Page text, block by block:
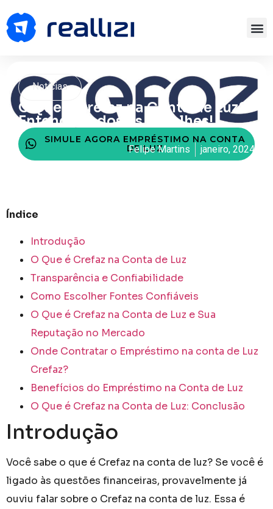
Notícias
O Que é Crefaz na Conta de Luz?
Entenda Todos os Detalhes!
SIMULE AGORA EMPRÉSTIMO NA CONTA
DE LUZ
Felipe Martins janeiro, 2024
Índice
Introdução
O Que é Crefaz na Conta de Luz
Transparência e Confiabilidade
Como Escolher Fontes Confiáveis
O Que é Crefaz na Conta de Luz e Sua
Reputação no Mercado
Onde Contratar o Empréstimo na conta de Luz
Crefaz?
Benefícios do Empréstimo na Conta de Luz
O Que é Crefaz na Conta de Luz: Conclusão
Introdução
Você sabe o que é Crefaz na conta de luz? Se você é
ligado às questões financeiras, provavelmente já
ouviu falar sobre o Crefaz na conta de luz. Essa é